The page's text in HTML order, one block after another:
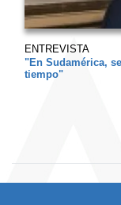
ENTREVISTA
"En Sudamérica,
tiempo"